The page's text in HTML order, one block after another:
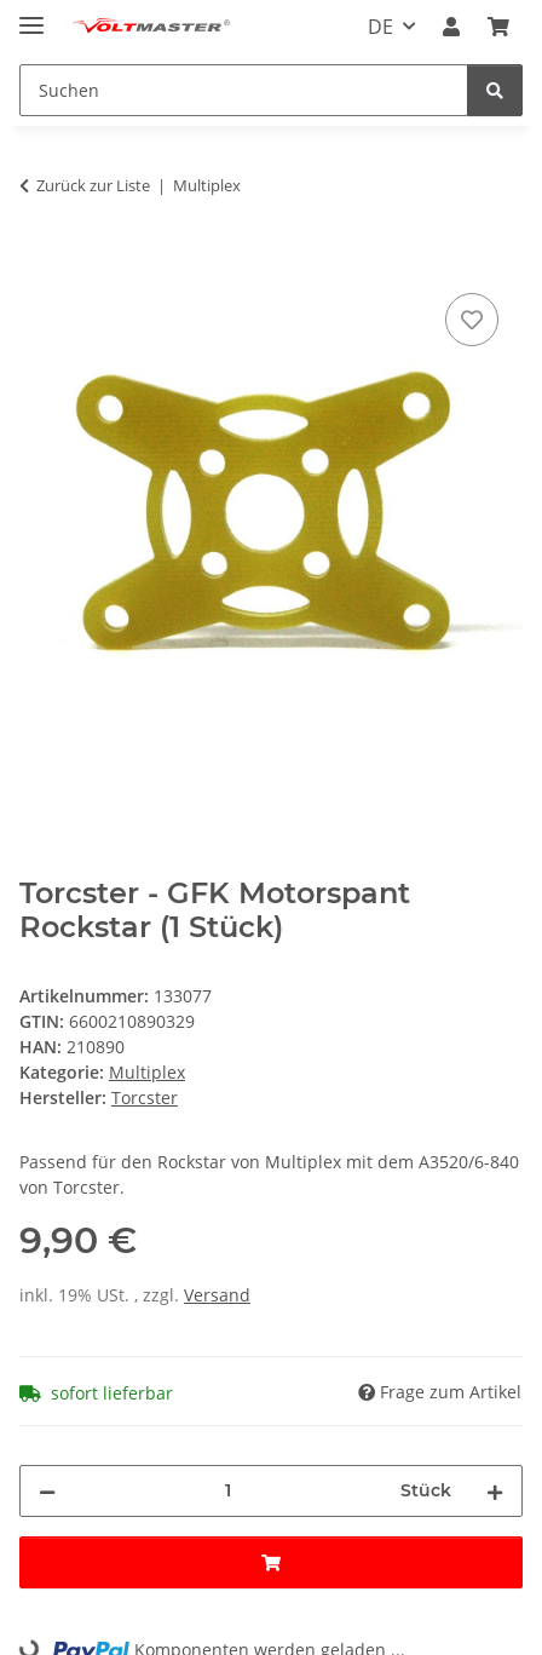
DE
Zurück zur Liste Multiplex
Torcster - GFK Motorspant
Rockstar (1 Stück)
Artikelnummer: 133077
GTIN: 6600210890329
HAN: 210890
Kategorie: Multiplex
Hersteller: Torcster
Passend für den Rockstar von Multiplex mit dem A3520/6-840
von Torcster.
9,90 €
inkl. 19% USt. , zzgl. Versand
sofort lieferbar Frage zum Artikel
Stück
Komponenten werden geladen ...